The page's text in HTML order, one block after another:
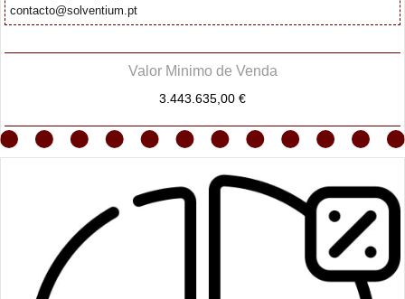
contacto@solventium.pt
Valor Minimo de Venda
3.443.635,00 €